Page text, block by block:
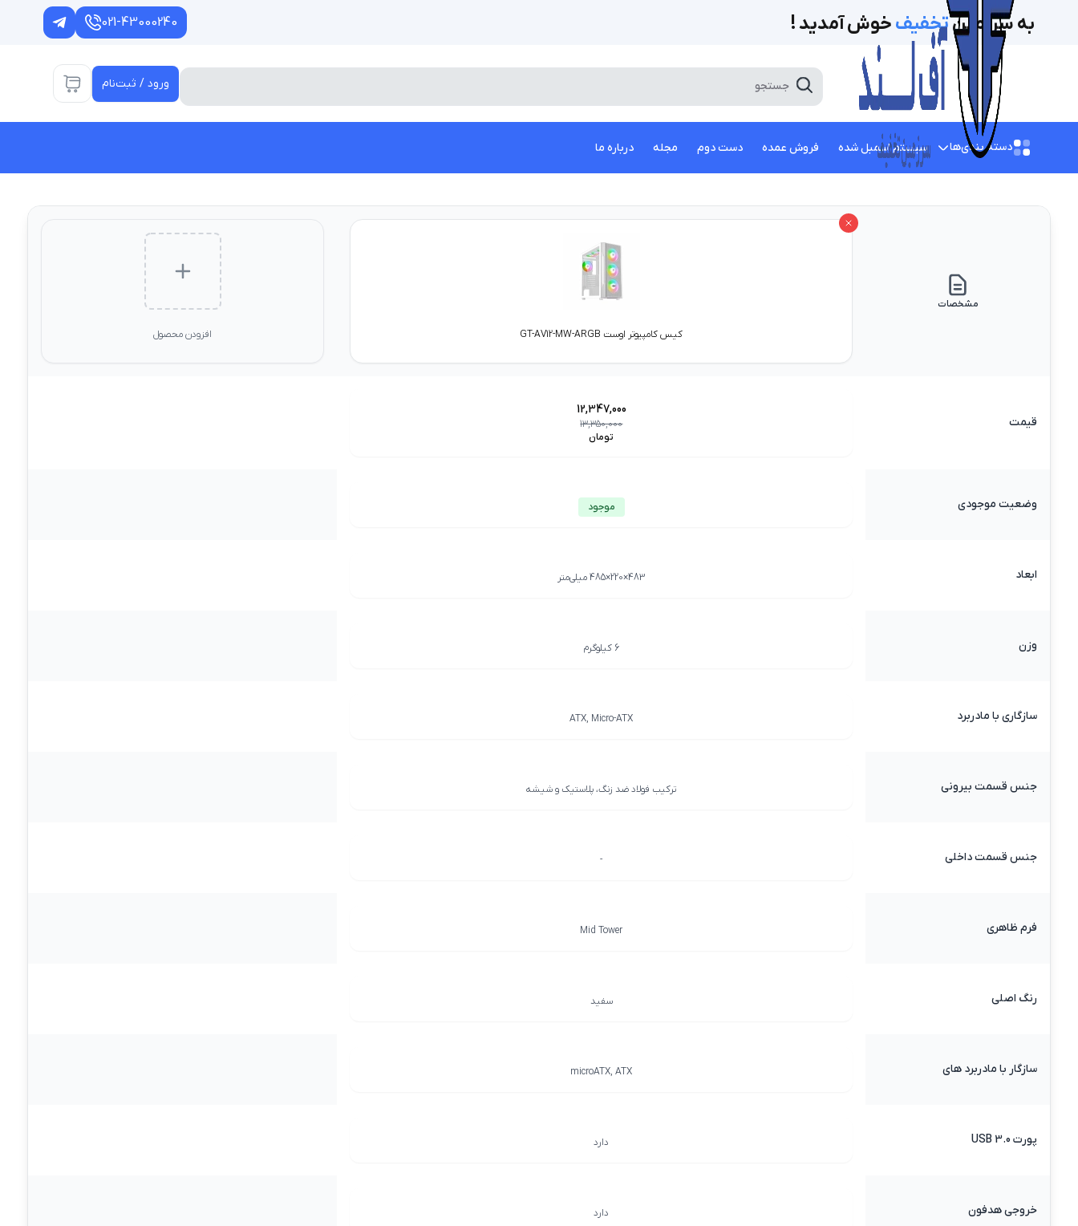
به سرزمینتخفیف‌ خوش آمدید ! 021-43000240
ورود / ثبت‌نام
دسته بندی‌ها سیستم اسمبل شده فروش عمده دست دوم مجله درباره ما
مشخصات
کیس کامپیوتر اوست GT-AV12-MW-ARGB افزودن محصول
قیمت
12,347,000
13,350,000
تومان
وضعیت موجودی موجود
ابعاد 483×220×485 میلی‌متر
وزن 6 کیلوگرم
سازگاری با مادربرد ATX, Micro-ATX
جنس قسمت بیرونی ترکیب فولاد ضد زنگ، پلاستیک و شیشه
جنس قسمت داخلی -
فرم ظاهری Mid Tower
رنگ اصلی سفید
سازگار با مادربرد های microATX, ATX
پورت USB 3.0 دارد
خروجی هدفون دارد